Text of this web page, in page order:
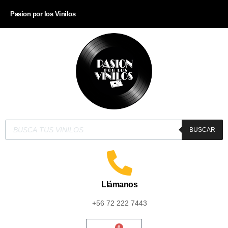
Pasion por los Vinilos
BUSCAR
Llámanos
+56 72 222 7443